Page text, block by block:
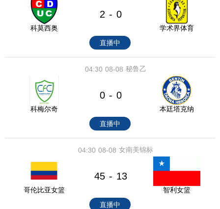
科莫西奥
2 - 0
学术界体育
直播中
08-08
04:30 秘鲁乙
科梅尔奇
0 - 0
本廷塔克纳
直播中
08-08
04:30 女南美锦标
哥伦比亚女篮
45 - 13
智利女篮
直播中